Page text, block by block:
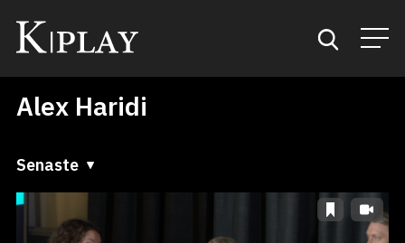
Start
Sök
Alex Haridi
Senaste
Senaste
A till Ö